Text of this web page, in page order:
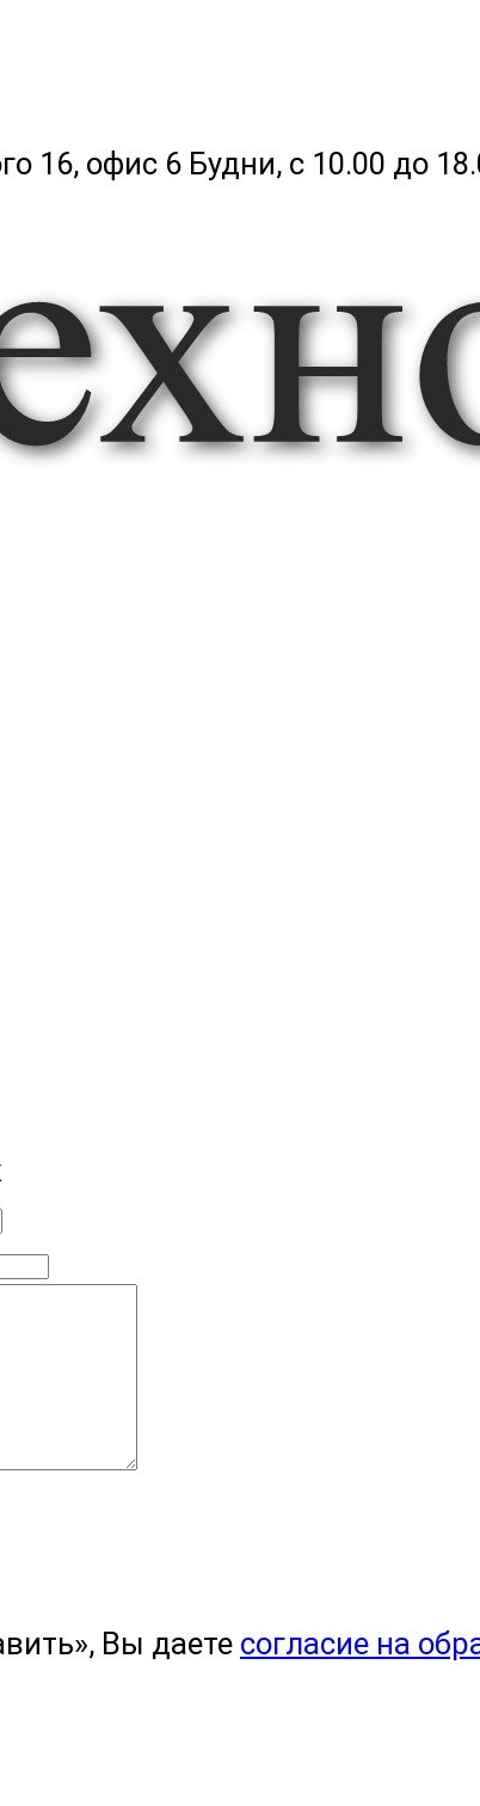
16, офис 6 Будни, с 10.00 до
Вы даете согласие на